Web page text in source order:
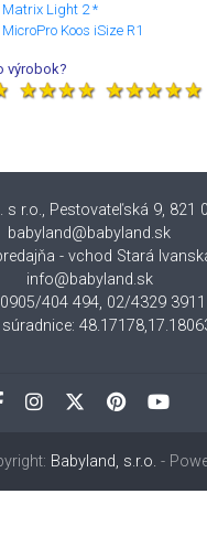
Matrix Light 2 *
Koos iSize R1
výrobok?
s r.o., Pestovateľská 9, 821
babyland@babyland.sk
- vchod Stará
info@babyland.sk
404 494, 02/4329 3911
súradnice:
Babyland, s.r.o. -